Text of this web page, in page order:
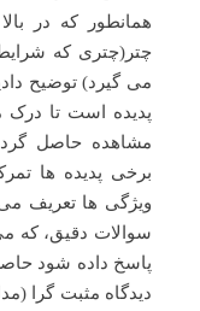
همانطور که در
چتر(چتری که
می گیرد) توضیح
پدیده است تا درک
مشاهده حاصل
برخی پدیده ها
ویژگی ها تعریف
سوالات دقیق، که
پاسخ داده شود
دیدگاه مثبت گرا